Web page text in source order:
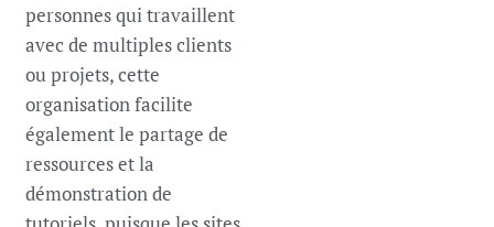
personnes qui travaillent
avec de multiples clients
ou projets, cette
organisation facilite
également le partage de
ressources et la
démonstration de